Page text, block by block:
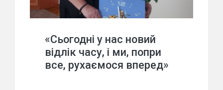
«Сьогодні у нас новий
відлік часу, і ми, попри
все, рухаємося вперед»